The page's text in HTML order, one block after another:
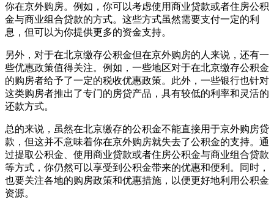
你在京外购房。例如，你可以考虑使用商业贷款或者住房公积
金与商业组合贷款的方式。这些方式虽然需要支付一定的利
息，但可以为你提供更多的资金支持。
另外，对于在北京缴存公积金但在京外购房的人来说，还有一
些优惠政策值得关注。例如，一些地区对于在北京缴存公积金
的购房者给予了一定的税收优惠政策。此外，一些银行也针对
这类购房者推出了专门的房贷产品，具有较低的利率和灵活的
还款方式。
总的来说，虽然在北京缴存的公积金不能直接用于京外购房贷
款，但这并不意味着你在京外购房就失去了公积金的支持。通
过提取公积金、使用商业贷款或者住房公积金与商业组合贷款
等方式，你仍然可以享受到公积金带来的优惠和便利。同时，
也要关注各地的购房政策和优惠措施，以便更好地利用公积金
资源。